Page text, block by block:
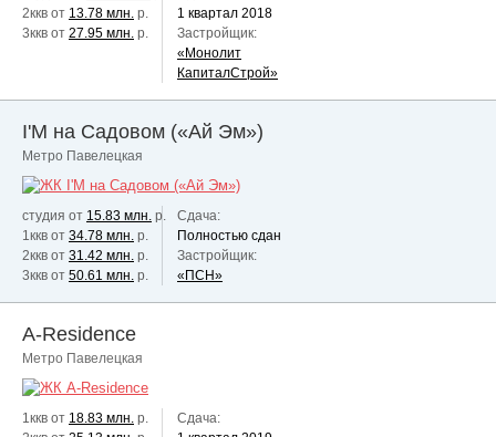
2ккв от 13.78 млн. р.
3ккв от 27.95 млн. р.
1 квартал 2018
Застройщик:
«Монолит
КапиталСтрой»
I'M на Садовом («Ай Эм»)
Метро Павелецкая
студия от 15.83 млн. р.
1ккв от 34.78 млн. р.
2ккв от 31.42 млн. р.
3ккв от 50.61 млн. р.
Сдача:
Полностью сдан
Застройщик:
«ПСН»
A-Residence
Метро Павелецкая
1ккв от 18.83 млн. р.
Сдача: